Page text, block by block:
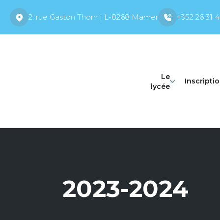
2, rue Gaston Thorn | L-8268 Mamer +352 26 31
Le
lycée
2023-2024